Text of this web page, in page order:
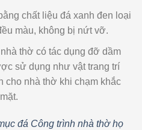
chất liệu đá xanh đen loại
màu, không bị nứt vỡ.
thờ có tác dụng đỡ dầm
sử dụng như vật trang trí
cho nhà thờ khi chạm khắc
đá Công trình nhà thờ họ